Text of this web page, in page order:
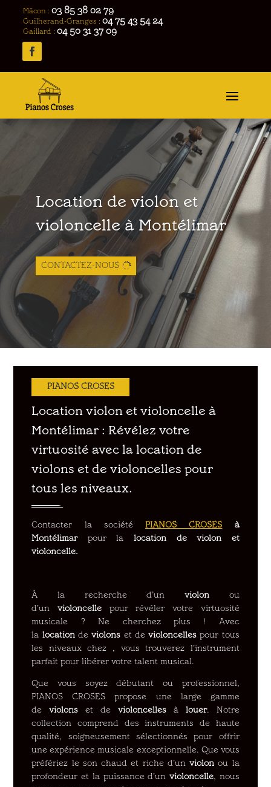
Mâcon : 03 85 38 02 79
Guilherand-Granges : 04 75 43 54 24
Gaillard : 04 50 31 37 09
Location de violon et
violoncelle à Montélimar
CONTACTEZ-NOUS
PIANOS CROSES
Location violon et violoncelle à
Montélimar : Révélez votre
virtuosité avec la location de
violons et de violoncelles pour
tous les niveaux.
Contacter la société PIANOS CROSES à
Montélimar pour la location de violon et
violoncelle.
À la recherche d’un violon
ou
d’un
violoncelle
pour révéler votre virtuosité
musicale ? Ne cherchez plus ! Avec
la location de violons et de violoncelles pour tous
les niveaux chez , vous trouverez l’instrument
parfait pour libérer votre talent musical.
Que vous soyez débutant ou professionnel,
PIANOS CROSES propose une large gamme
de
violons et de violoncelles à louer. Notre
collection comprend des instruments de haute
qualité, soigneusement sélectionnés pour offrir
une expérience musicale exceptionnelle. Que vous
préfériez le son chaud et riche d’un violon ou la
profondeur et la puissance d’un violoncelle, nous